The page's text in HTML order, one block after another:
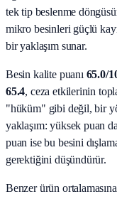
tek tip beslenme
mikro besinleri güçlü
bir yaklaşım sunar.
Besin kalite puanı 65.0/
65.4, ceza etkilerinin
"hüküm" gibi değil, bir
yaklaşım: yüksek puan
puan ise bu besini
gerektiğini düşündürür.
Benzer ürün